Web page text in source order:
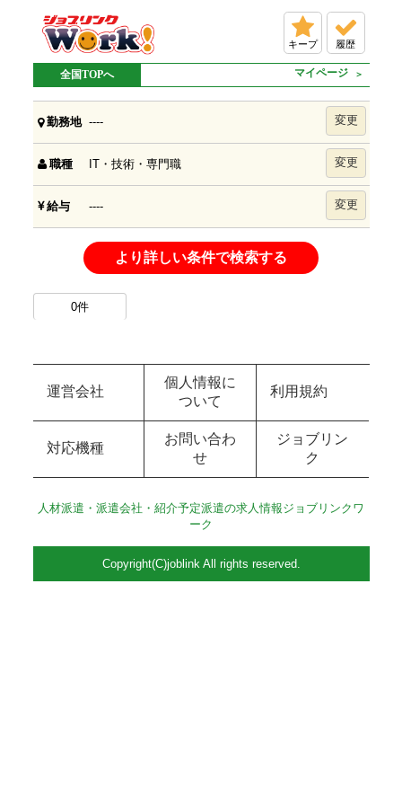
キープ 履歴
全国TOPへ マイページ
勤務地 ---- 変更
職種 IT・技術・専門職 変更
給与 ---- 変更
より詳しい条件で検索する
0件
運営会社
個人情報に
ついて
利用規約
対応機種
お問い合わ
せ
ジョブリン
ク
人材派遣・派遣会社・紹介予定派遣の求人情報ジョブリンクワ
ーク
Copyright(C)joblink All rights reserved.